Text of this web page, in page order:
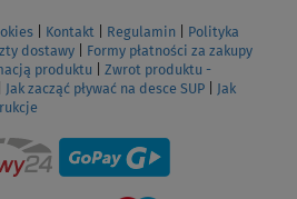
Kontakt Regulamin
Polityka
dostawy
Formy płatności za zakupy
produktu
Zwrot produktu -
Jak zacząć pływać na desce SUP
Jak